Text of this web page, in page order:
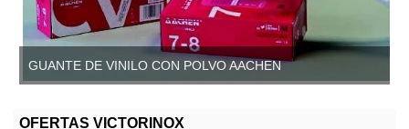
GUANTE DE VINILO CON POLVO AACHEN
GUANTE DE VINILO SIN POLVO, AACHEN
OFERTAS VICTORINOX